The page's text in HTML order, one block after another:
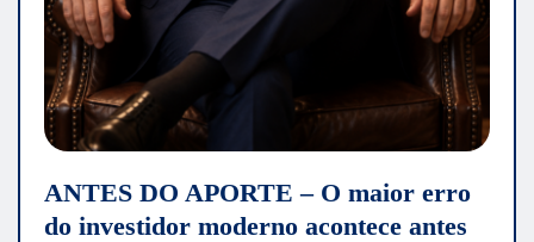
ANTES DO APORTE – O maior erro
do investidor moderno acontece antes